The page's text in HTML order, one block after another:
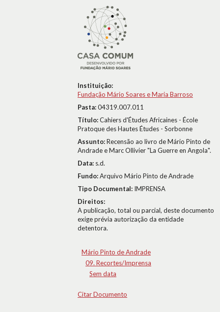
Instituição:
Fundação Mário Soares e Maria Barroso
Pasta:04319.007.011
Título:Cahiers d'Études Africaines - École
Pratoque des Hautes Études - Sorbonne
Assunto:Recensão ao livro de Mário Pinto de
Andrade e Marc Ollivier "La Guerre en Angola".
Data: s.d.
Fundo:Arquivo Mário Pinto de Andrade
Tipo Documental: IMPRENSA
Direitos:
A publicação, total ou parcial, deste documento
exige prévia autorização da entidade
detentora.
Mário Pinto de Andrade
09. Recortes/Imprensa
Sem data
Citar Documento